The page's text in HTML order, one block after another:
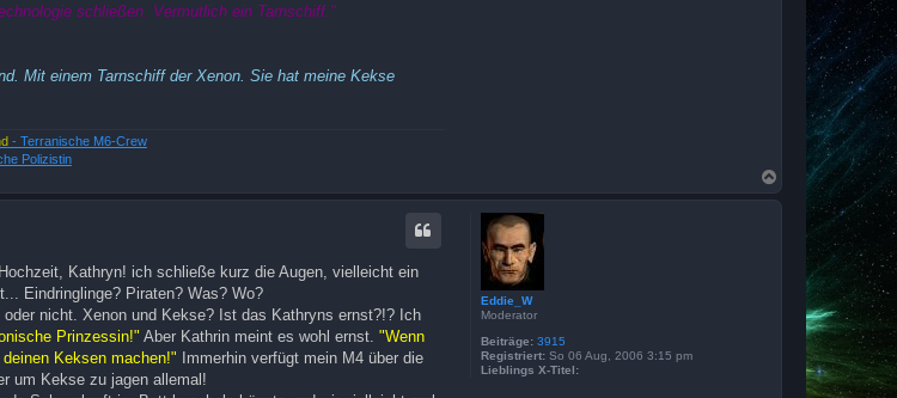
schließen. Vermutlich ein Tarnschiff."
Mit einem Tarnschiff der Xenon. Sie hat meine Kekse
- Terranische M6-Crew
Polizistin
a
c
Eddie_W
Moderator
Beiträge: 3915
Registriert: So 06 Aug, 2006 3:15 pm
Lieblings X-Titel:
Kathryn! ich schließe kurz die Augen, vielleicht ein
Eindringlinge? Piraten? Was? Wo?
nicht. Xenon und Kekse? Ist das Kathryns ernst?!? Ich
Prinzessin!" Aber Kathrin meint es wohl ernst. "Wenn
Keksen machen!" Immerhin verfügt mein M4 über die
um Kekse zu jagen allemal!